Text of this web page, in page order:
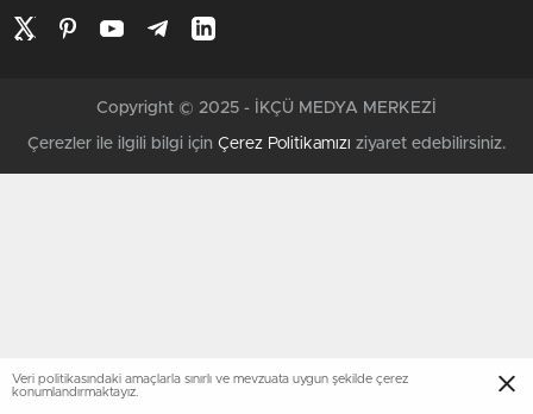
Copyright © 2025 - İKÇÜ MEDYA MERKEZİ
Çerezler ile ilgili bilgi için Çerez Politikamızı ziyaret edebilirsiniz.
Veri politikasındaki amaçlarla sınırlı ve mevzuata uygun şekilde çerez
konumlandırmaktayız.